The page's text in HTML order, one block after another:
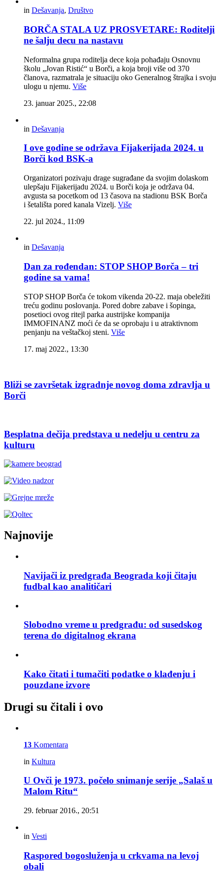
in Dešavanja, Društvo
BORČA STALA UZ PROSVETARE: Roditelji
ne šalju decu na nastavu
Neformalna grupa roditelja dece koja pohađaju Osnovnu
školu „Jovan Ristić“ u Borči, a koja broji više od 370
članova, razmatrala je situaciju oko Generalnog štrajka i svoju
ulogu u njemu. Više
23. januar 2025., 22:08
in Dešavanja
I ove godine se održava Fijakerijada 2024. u
Borči kod BSK-a
Organizatori pozivaju drage sugrađane da svojim dolaskom
ulepšaju Fijakerijadu 2024. u Borči koja je održava 04.
avgusta sa pocetkom od 13 časova na stadionu BSK Borča
i šetališta pored kanala Vizelj. Više
22. jul 2024., 11:09
in Dešavanja
Dan za rođendan: STOP SHOP Borča – tri
godine sa vama!
STOP SHOP Borča će tokom vikenda 20-22. maja obeležiti
treću godinu poslovanja. Pored dobre zabave i šopinga,
posetioci ovog ritejl parka austrijske kompanija
IMMOFINANZ moći će da se oprobaju i u atraktivnom
penjanju na veštačkoj steni. Više
17. maj 2022., 13:30
Bliži se završetak izgradnje novog doma zdravlja u
Borči
Besplatna dečija predstava u nedelju u centru za
kulturu
Najnovije
Navijači iz predgrađa Beograda koji čitaju
fudbal kao analitičari
Slobodno vreme u predgrađu: od susedskog
terena do digitalnog ekrana
Kako čitati i tumačiti podatke o klađenju i
pouzdane izvore
Drugi su čitali i ovo
13 Komentara
in Kultura
U Ovči je 1973. počelo snimanje serije „Salaš u
Malom Ritu“
29. februar 2016., 20:51
in Vesti
Raspored bogosluženja u crkvama na levoj
obali